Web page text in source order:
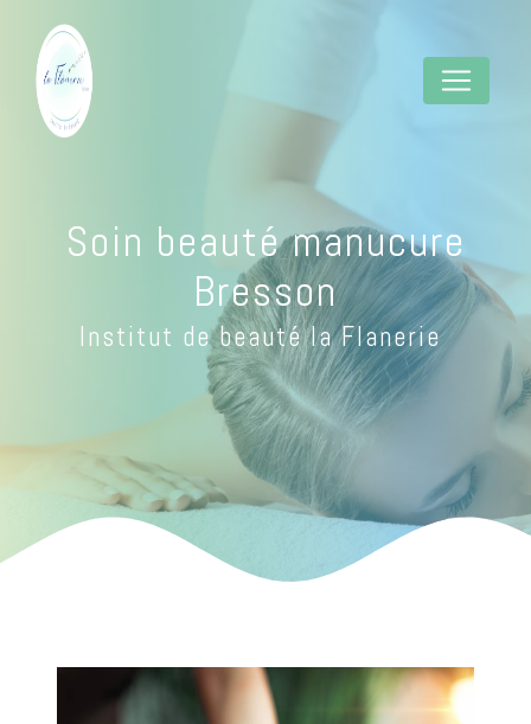
Soin beauté manucure
Bresson
Institut de beauté la Flanerie